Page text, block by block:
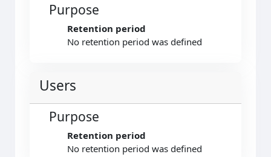
Purpose
Retention period
No retention period was defined
Users
Purpose
Retention period
No retention period was defined